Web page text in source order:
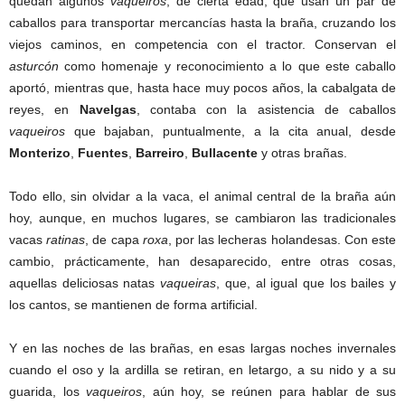
caballos para transportar mercancías hasta la braña, cruzando los
viejos caminos, en competencia con el tractor. Conservan el
asturcón como homenaje y reconocimiento a lo que este caballo
aportó, mientras que, hasta hace muy pocos años, la cabalgata de
reyes, en Navelgas, contaba con la asistencia de caballos
vaqueiros que bajaban, puntualmente, a la cita anual, desde
Monterizo
Fuentes Barreiro Bullacente y otras brañas.
Todo ello, sin olvidar a la vaca, el animal central de la braña aún
hoy, aunque, en muchos lugares, se cambiaron las tradicionales
vacasratinas , de capa roxa , por las lecheras holandesas. Con este
cambio, prácticamente, han desaparecido, entre otras cosas,
aquellas deliciosas natasvaqueiras , que, al igual que los bailes y
los cantos, se mantienen de forma artificial.
Y en las noches de las brañas, en esas largas noches invernales
cuando el oso y la ardilla se retiran, en letargo, a su nido y a su
guarida, los vaqueiros , aún hoy, se reúnen para hablar de sus